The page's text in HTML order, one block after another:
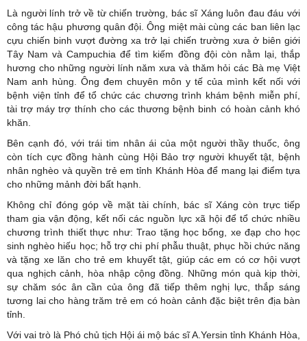
Là người lính trở về từ chiến trường, bác sĩ Xáng luôn đau đáu với
công tác hậu phương quân đội. Ông miệt mài cùng các ban liên lạc
cựu chiến binh vượt đường xa trở lại chiến trường xưa ở biên giới
Tây Nam và Campuchia để tìm kiếm đồng đội còn nằm lại, thắp
hương cho những người lính năm xưa và thăm hỏi các Bà mẹ Việt
Nam anh hùng. Ông đem chuyên môn y tế của mình kết nối với
bệnh viện tỉnh để tổ chức các chương trình khám bệnh miễn phí,
tài trợ máy trợ thính cho các thương bệnh binh có hoàn cảnh khó
khăn.
Bên cạnh đó, với trái tim nhân ái của một người thầy thuốc, ông
còn tích cực đồng hành cùng Hội Bảo trợ người khuyết tật, bệnh
nhân nghèo và quyền trẻ em tỉnh Khánh Hòa để mang lại điểm tựa
cho những mảnh đời bất hạnh.
Không chỉ đóng góp về mặt tài chính, bác sĩ Xáng còn trực tiếp
tham gia vận động, kết nối các nguồn lực xã hội để tổ chức nhiều
chương trình thiết thực như: Trao tặng học bổng, xe đạp cho học
sinh nghèo hiếu học; hỗ trợ chi phí phẫu thuật, phục hồi chức năng
và tặng xe lăn cho trẻ em khuyết tật, giúp các em có cơ hội vượt
qua nghịch cảnh, hòa nhập cộng đồng. Những món quà kịp thời,
sự chăm sóc ân cần của ông đã tiếp thêm nghị lực, thắp sáng
tương lai cho hàng trăm trẻ em có hoàn cảnh đặc biệt trên địa bàn
tỉnh.
Với vai trò là Phó chủ tịch Hội ái mộ bác sĩ A.Yersin tỉnh Khánh Hòa,